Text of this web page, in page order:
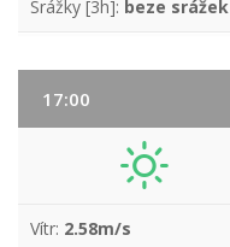
Srážky [3h]: beze srážek
17:00
Vítr: 2.58m/s